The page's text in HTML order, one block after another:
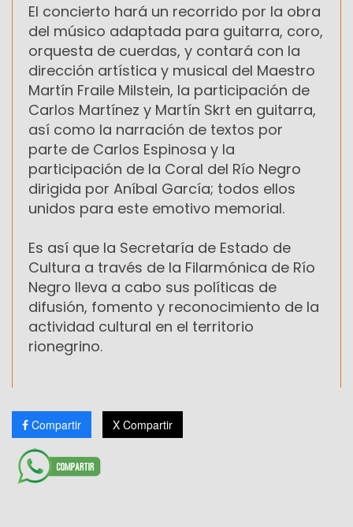
El concierto hará un recorrido por la obra
del músico adaptada para guitarra, coro,
orquesta de cuerdas, y contará con la
dirección artística y musical del Maestro
Martín Fraile Milstein, la participación de
Carlos Martínez y Martín Skrt en guitarra,
así como la narración de textos por
parte de Carlos Espinosa y la
participación de la Coral del Río Negro
dirigida por Aníbal García; todos ellos
unidos para este emotivo memorial.
Es así que la Secretaría de Estado de
Cultura a través de la Filarmónica de Río
Negro lleva a cabo sus políticas de
difusión, fomento y reconocimiento de la
actividad cultural en el territorio
rionegrino.
Compartir X Compartir